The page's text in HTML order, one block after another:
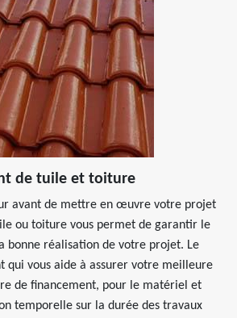
de tuile et toiture
avant de mettre en œuvre votre projet
ou toiture vous permet de garantir le
bonne réalisation de votre projet. Le
qui vous aide à assurer votre meilleure
de financement, pour le matériel et
temporelle sur la durée des travaux